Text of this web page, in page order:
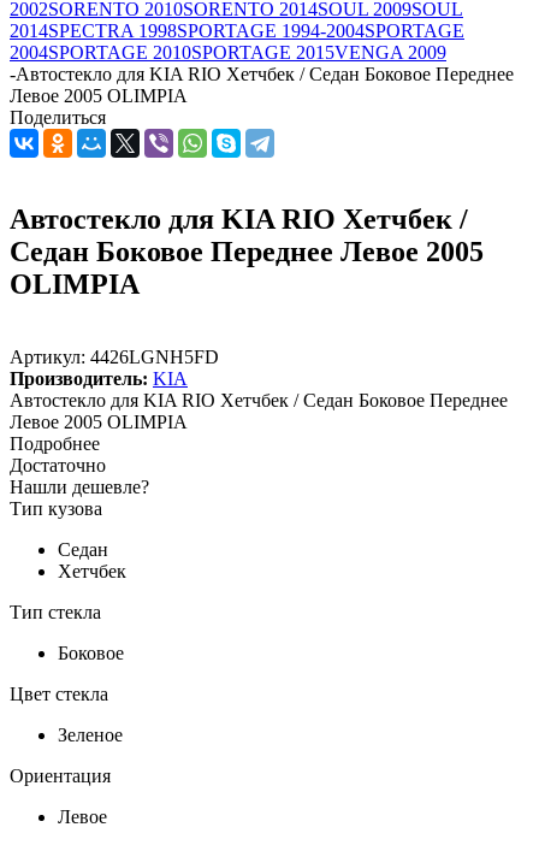
2002SORENTO 2010SORENTO 2014SOUL 2009SOUL
2014SPECTRA 1998SPORTAGE 1994-2004SPORTAGE
2004SPORTAGE 2010SPORTAGE 2015VENGA 2009
-Автостекло для KIA RIO Хетчбек / Седан Боковое Переднее
Левое 2005 OLIMPIA
Поделиться
Автостекло для KIA RIO Хетчбек /
Седан Боковое Переднее Левое 2005
OLIMPIA
Артикул: 4426LGNH5FD
Производитель: KIA
Автостекло для KIA RIO Хетчбек / Седан Боковое Переднее
Левое 2005 OLIMPIA
Подробнее
Достаточно
Нашли дешевле?
Тип кузова
Седан
Хетчбек
Тип стекла
Боковое
Цвет стекла
Зеленое
Ориентация
Левое